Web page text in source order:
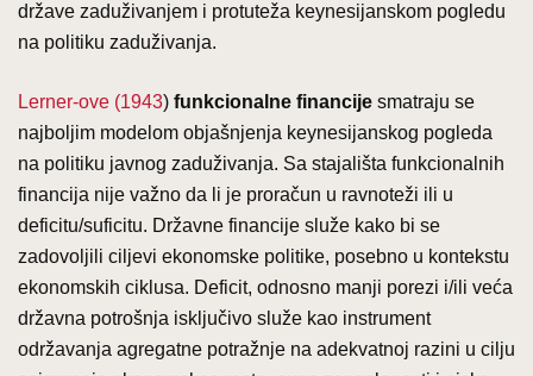
države zaduživanjem i protuteža keynesijanskom pogledu
na politiku zaduživanja.
Lerner-ove (1943) funkcionalne financije smatraju se
najboljim modelom objašnjenja keynesijanskog pogleda
na politiku javnog zaduživanja. Sa stajališta funkcionalnih
financija nije važno da li je proračun u ravnoteži ili u
deficitu/suficitu. Državne financije služe kako bi se
zadovoljili ciljevi ekonomske politike, posebno u kontekstu
ekonomskih ciklusa. Deficit, odnosno manji porezi i/ili veća
državna potrošnja isključivo služe kao instrument
održavanja agregatne potražnje na adekvatnoj razini u cilju